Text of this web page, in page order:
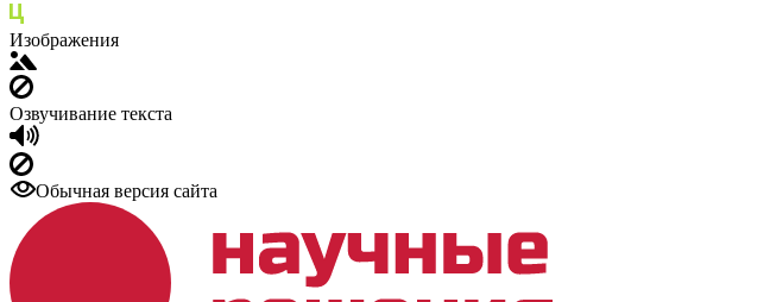
Изображения
Озвучивание текста
Обычная версия сайта